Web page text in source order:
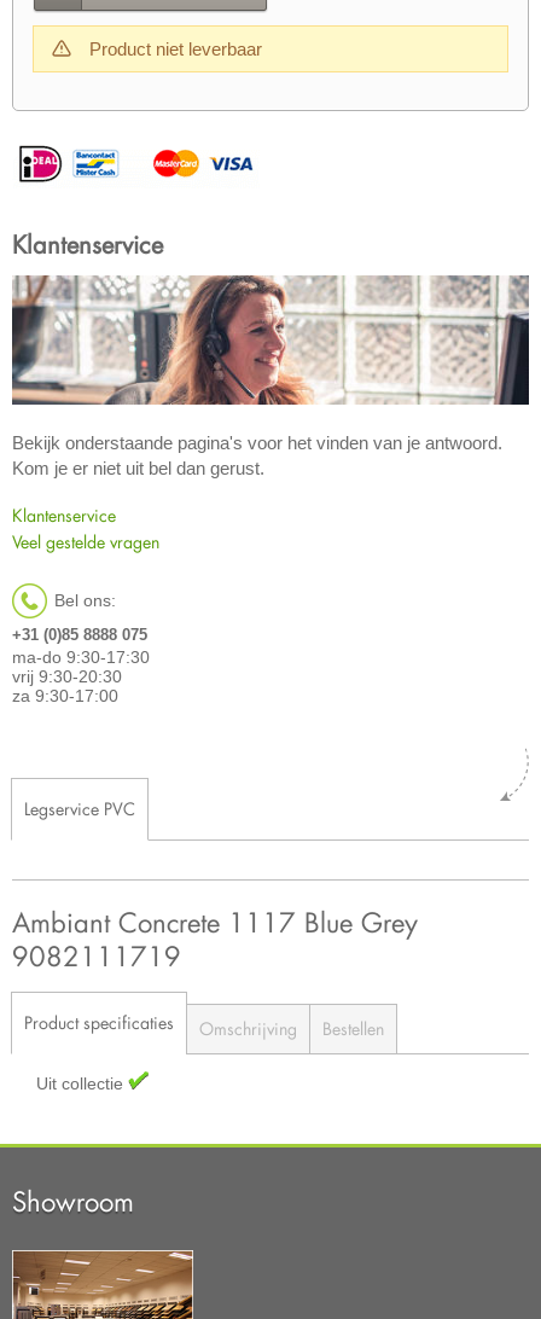
Product niet leverbaar
Klantenservice
Bekijk onderstaande pagina's voor het vinden van je antwoord.
Kom je er niet uit bel dan gerust.
Klantenservice
Veel gestelde vragen
Bel ons:
+31 (0)85 8888 075
ma-do 9:30-17:30
vrij 9:30-20:30
za 9:30-17:00
Legservice PVC
Ambiant Concrete 1117 Blue Grey
9082111719
Product specificaties Omschrijving Bestellen
Uit collectie
Showroom